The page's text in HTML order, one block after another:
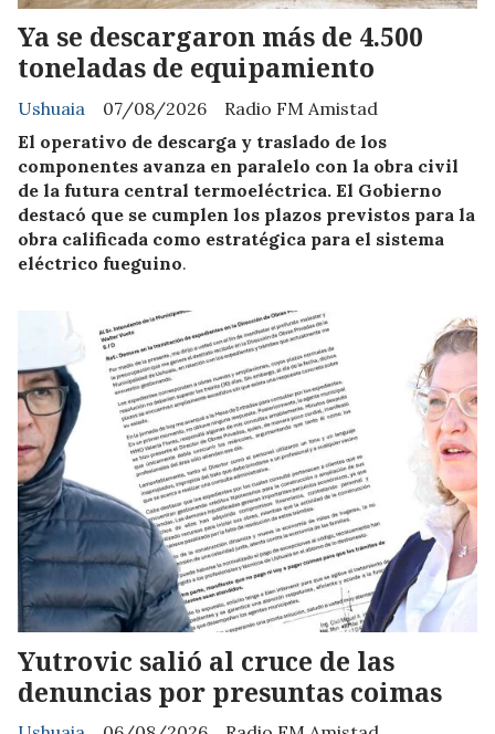
Ya se descargaron más de 4.500
toneladas de equipamiento
Radio FM Amistad
Ushuaia
07/08/2026
El operativo de descarga y traslado de los
componentes avanza en paralelo con la obra civil
de la futura central termoeléctrica. El Gobierno
destacó que se cumplen los plazos previstos para la
obra calificada como estratégica para el sistema
eléctrico fueguino.
Yutrovic salió al cruce de las
denuncias por presuntas coimas